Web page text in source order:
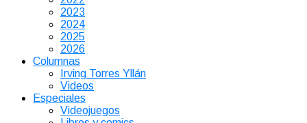
2023
2024
2025
2026
Columnas
Irving Torres Yllán
Videos
Especiales
Videojuegos